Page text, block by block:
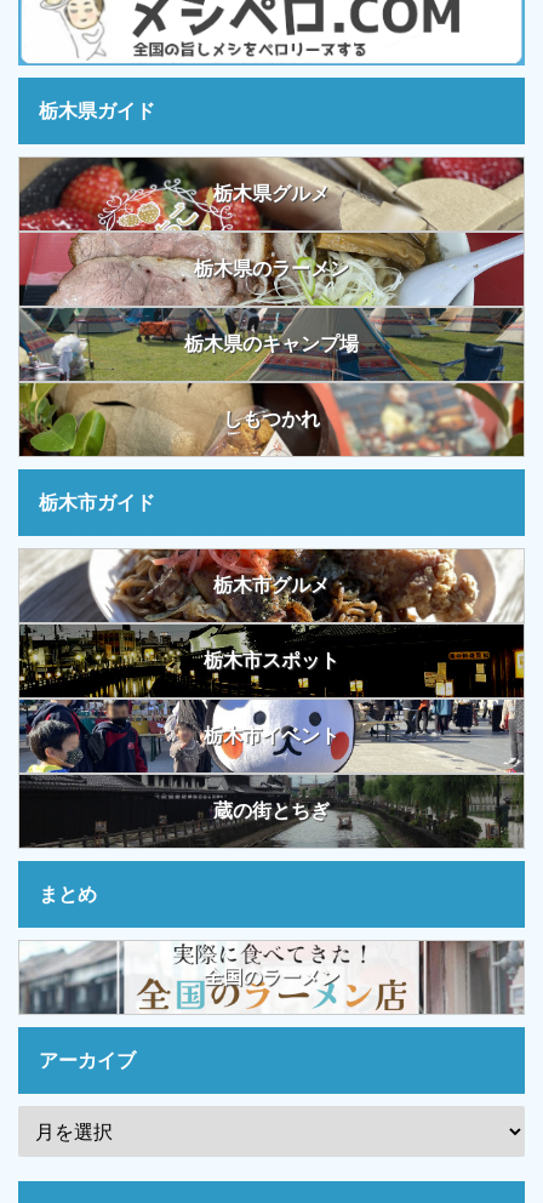
栃木県ガイド
栃木県グルメ
栃木県のラーメン
栃木県のキャンプ場
しもつかれ
栃木市ガイド
栃木市グルメ
栃木市スポット
栃木市イベント
蔵の街とちぎ
まとめ
全国のラーメン
アーカイブ